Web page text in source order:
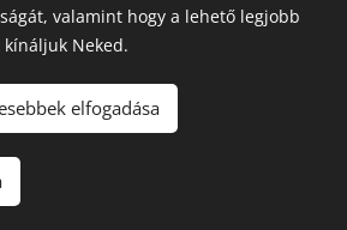
Minden jog fenntartva
Webnode
valamint hogy a lehető legjobb
Neked.
elfogadása